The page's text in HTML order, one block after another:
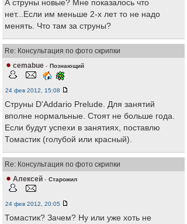
А струны новые? Мне показалось что
нет...Если им меньше 2-х лет то не надо
менять. Что там за струны?
Re: Консультация по фото скрипки
cemabue - Познающий
24 фев 2012, 15:08
Струны D'Addario Prelude. Для занятий
вполне нормальные. Стоят не больше года.
Если будут успехи в занятиях, поставлю
Томастик (голубой или красный).
Re: Консультация по фото скрипки
Алексей - Старожил
24 фев 2012, 20:05
Томастик? Зачем? Ну или уже хоть не